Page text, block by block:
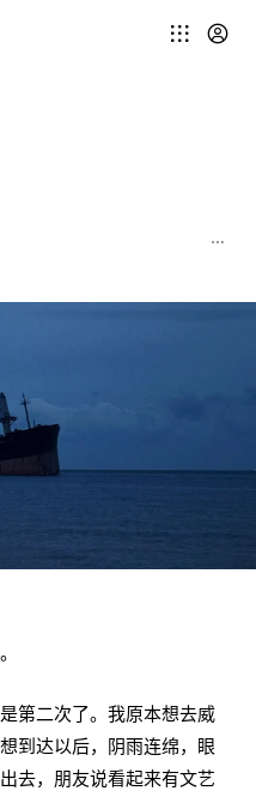
第二次了。我原本想去威
到达以后，阴雨连绵，眼
去，朋友说看起来有文艺